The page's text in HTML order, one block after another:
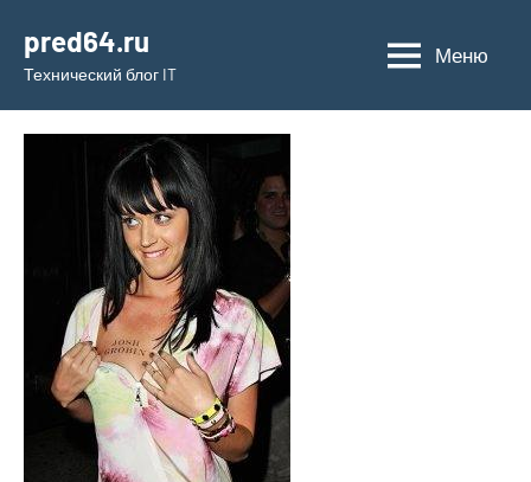
содержимому
pred64.ru
Технический блог IT
Меню